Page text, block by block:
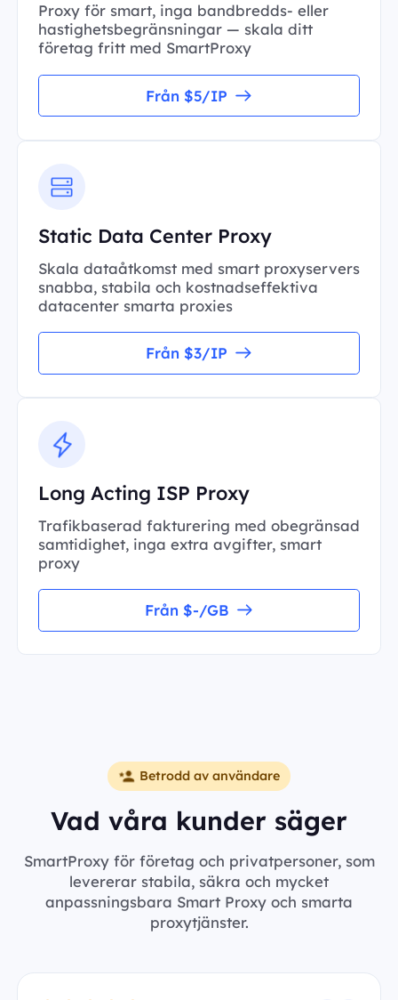
Proxy för smart, inga bandbredds- eller
hastighetsbegränsningar — skala ditt
företag fritt med SmartProxy
Från $5/IP
Static Data Center Proxy
Skala dataåtkomst med smart proxyservers
snabba, stabila och kostnadseffektiva
datacenter smarta proxies
Från $3/IP
Long Acting ISP Proxy
Trafikbaserad fakturering med obegränsad
samtidighet, inga extra avgifter, smart
proxy
Från $-/GB
Betrodd av användare
Vad våra kunder säger
SmartProxy för företag och privatpersoner, som
levererar stabila, säkra och mycket
anpassningsbara Smart Proxy och smarta
proxytjänster.